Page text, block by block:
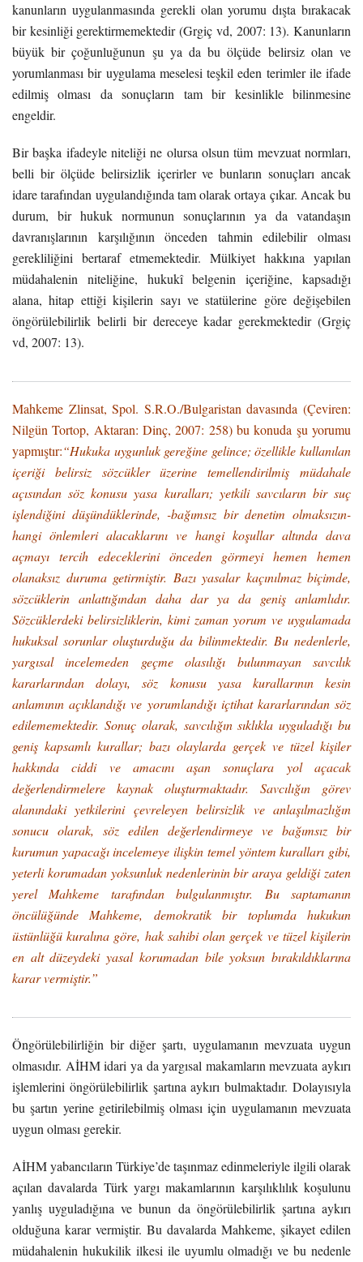
kanunların uygulanmasında gerekli olan yorumu dışta bırakacak
bir kesinliği gerektirmemektedir (Grgiç vd, 2007: 13). Kanunların
büyük bir çoğunluğunun şu ya da bu ölçüde belirsiz olan ve
yorumlanması bir uygulama meselesi teşkil eden terimler ile ifade
edilmiş olması da sonuçların tam bir kesinlikle bilinmesine
engeldir.
Bir başka ifadeyle niteliği ne olursa olsun tüm mevzuat normları,
belli bir ölçüde belirsizlik içerirler ve bunların sonuçları ancak
idare tarafından uygulandığında tam olarak ortaya çıkar. Ancak bu
durum, bir hukuk normunun sonuçlarının ya da vatandaşın
davranışlarının karşılığının önceden tahmin edilebilir olması
gerekliliğini bertaraf etmemektedir. Mülkiyet hakkına yapılan
müdahalenin niteliğine, hukukî belgenin içeriğine, kapsadığı
alana, hitap ettiği kişilerin sayı ve statülerine göre değişebilen
öngörülebilirlik belirli bir dereceye kadar gerekmektedir (Grgiç
vd, 2007: 13).
Mahkeme Zlinsat, Spol. S.R.O./Bulgaristan davasında (Çeviren:
Nilgün Tortop, Aktaran: Dinç, 2007: 258) bu konuda şu yorumu
yapmıştır:“Hukuka uygunluk gereğine gelince; özellikle kullanılan
içeriği belirsiz sözcükler üzerine temellendirilmiş müdahale
açısından söz konusu yasa kuralları; yetkili savcıların bir suç
işlendiğini düşündüklerinde, -bağımsız bir denetim olmaksızın-
hangi önlemleri alacaklarını ve hangi koşullar altında dava
açmayı tercih edeceklerini önceden görmeyi hemen hemen
olanaksız duruma getirmiştir. Bazı yasalar kaçınılmaz biçimde,
sözcüklerin anlattığından daha dar ya da geniş anlamlıdır.
Sözcüklerdeki belirsizliklerin, kimi zaman yorum ve uygulamada
hukuksal sorunlar oluşturduğu da bilinmektedir. Bu nedenlerle,
yargısal incelemeden geçme olasılığı bulunmayan savcılık
kararlarından dolayı, söz konusu yasa kurallarının kesin
anlamının açıklandığı ve yorumlandığı içtihat kararlarından söz
edilememektedir. Sonuç olarak, savcılığın sıklıkla uyguladığı bu
geniş kapsamlı kurallar; bazı olaylarda gerçek ve tüzel kişiler
hakkında ciddi ve amacını aşan sonuçlara yol açacak
değerlendirmelere kaynak oluşturmaktadır. Savcılığın görev
alanındaki yetkilerini çevreleyen belirsizlik ve anlaşılmazlığın
sonucu olarak, söz edilen değerlendirmeye ve bağımsız bir
kurumun yapacağı incelemeye ilişkin temel yöntem kuralları gibi,
yeterli korumadan yoksunluk nedenlerinin bir araya geldiği zaten
yerel Mahkeme tarafından bulgulanmıştır. Bu saptamanın
öncülüğünde Mahkeme, demokratik bir toplumda hukukun
üstünlüğü kuralına göre, hak sahibi olan gerçek ve tüzel kişilerin
en alt düzeydeki yasal korumadan bile yoksun bırakıldıklarına
karar vermiştir.”
Öngörülebilirliğin bir diğer şartı, uygulamanın mevzuata uygun
olmasıdır. AİHM idari ya da yargısal makamların mevzuata aykırı
işlemlerini öngörülebilirlik şartına aykırı bulmaktadır. Dolayısıyla
bu şartın yerine getirilebilmiş olması için uygulamanın mevzuata
uygun olması gerekir.
AİHM yabancıların Türkiye’de taşınmaz edinmeleriyle ilgili olarak
açılan davalarda Türk yargı makamlarının karşılıklılık koşulunu
yanlış uyguladığına ve bunun da öngörülebilirlik şartına aykırı
olduğuna karar vermiştir. Bu davalarda Mahkeme, şikayet edilen
müdahalenin hukukilik ilkesi ile uyumlu olmadığı ve bu nedenle